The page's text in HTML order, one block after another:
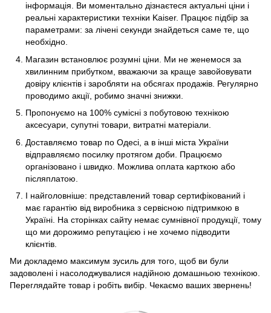
інформація. Ви моментально дізнаєтеся актуальні ціни і
реальні характеристики техніки Kaiser. Працює підбір за
параметрами: за лічені секунди знайдеться саме те, що
необхідно.
Магазин встановлює розумні ціни. Ми не женемося за
хвилинним прибутком, вважаючи за краще завойовувати
довіру клієнтів і заробляти на обсягах продажів. Регулярно
проводимо акції, робимо значні знижки.
Пропонуємо на 100% сумісні з побутовою технікою
аксесуари, супутні товари, витратні матеріали.
Доставляємо товар по Одесі, а в інші міста України
відправляємо посилку протягом доби. Працюємо
організовано і швидко. Можлива оплата карткою або
післяплатою.
І найголовніше: представлений товар сертифікований і
має гарантію від виробника з сервісною підтримкою в
Україні. На сторінках сайту немає сумнівної продукції, тому
що ми дорожимо репутацією і не хочемо підводити
клієнтів.
Ми докладемо максимум зусиль для того, щоб ви були
задоволені і насолоджувалися надійною домашньою технікою.
Переглядайте товар і робіть вибір. Чекаємо ваших звернень!